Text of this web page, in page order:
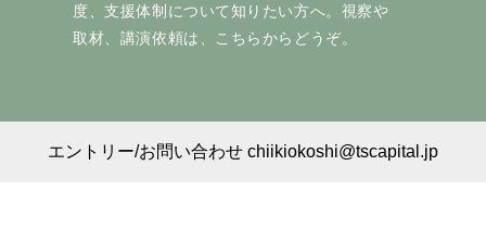
度、支援体制について知りたい方へ。視察や
取材、講演依頼は、こちらからどうぞ。
エントリー/お問い合わせ chiikiokoshi@tscapital.jp